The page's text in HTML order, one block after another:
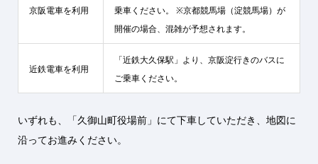
京阪電車を利用
乗車ください。 ※京都競馬場（淀競馬場）が
開催の場合、混雑が予想されます。
近鉄電車を利用
「近鉄大久保駅」より、京阪淀行きのバスに
ご乗車ください。
いずれも、「久御山町役場前」にて下車していただき、地図に
沿ってお進みください。